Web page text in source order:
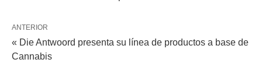
ANTERIOR
« Die Antwoord presenta su línea de productos a base de
Cannabis